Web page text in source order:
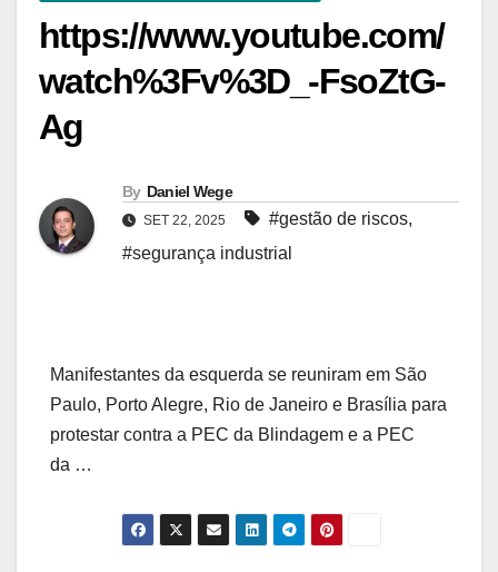
https://www.youtube.com/
watch%3Fv%3D_-FsoZtG-
Ag
By Daniel Wege
SET 22, 2025 #gestão de riscos,
#segurança industrial
Manifestantes da esquerda se reuniram em São
Paulo, Porto Alegre, Rio de Janeiro e Brasília para
protestar contra a PEC da Blindagem e a PEC
da …